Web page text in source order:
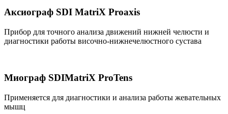
Аксиограф SDI MatriX Proaxis
Прибор для точного анализа движений нижней челюсти и
диагностики работы височно-нижнечелюстного сустава
Миограф SDIMatriX ProTens
Применяется для диагностики и анализа работы жевательных
мышц